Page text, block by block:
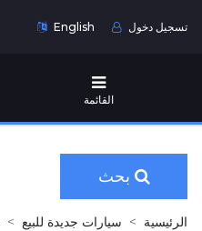
English تسجيل دخول
القائمة
بحث
الرئيسية سيارات جديدة للبيع